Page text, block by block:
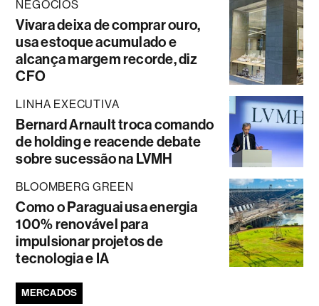
NEGÓCIOS
Vivara deixa de comprar ouro,
usa estoque acumulado e
alcança margem recorde, diz
CFO
LINHA EXECUTIVA
Bernard Arnault troca comando
de holding e reacende debate
sobre sucessão na LVMH
BLOOMBERG GREEN
Como o Paraguai usa energia
100% renovável para
impulsionar projetos de
tecnologia e IA
MERCADOS